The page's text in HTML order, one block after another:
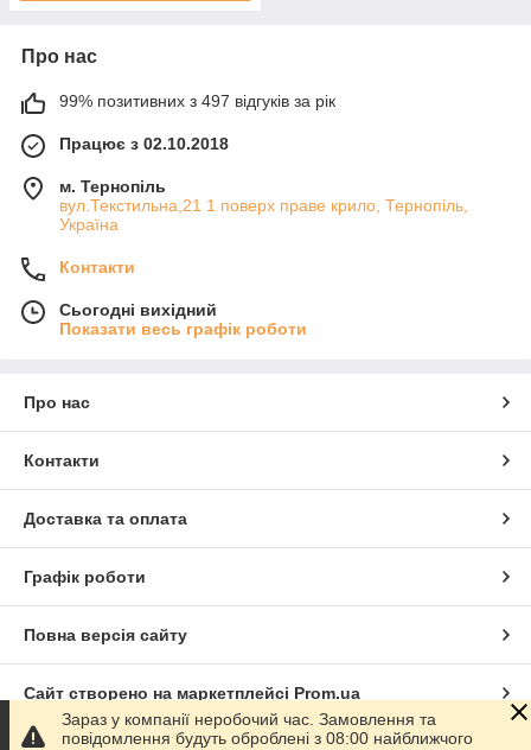
Про нас
99% позитивних з 497 відгуків за рік
Працює з 02.10.2018
м. Тернопіль
вул.Текстильна,21 1 поверх праве крило, Тернопіль,
Україна
Контакти
Сьогодні вихідний
Показати весь графік роботи
Про нас
Контакти
Доставка та оплата
Графік роботи
Повна версія сайту
Сайт створено на маркетплейсі Prom.ua
Зараз у компанії неробочий час. Замовлення та
повідомлення будуть оброблені з 08:00 найближчого